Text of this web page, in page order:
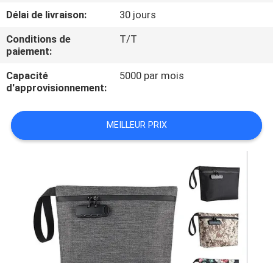
DU
SITE
PRIVACY
POLICY
Délai de livraison:
30 jours
Conditions de
paiement:
T/T
Capacité
d'approvisionnement:
5000 par mois
MEILLEUR PRIX